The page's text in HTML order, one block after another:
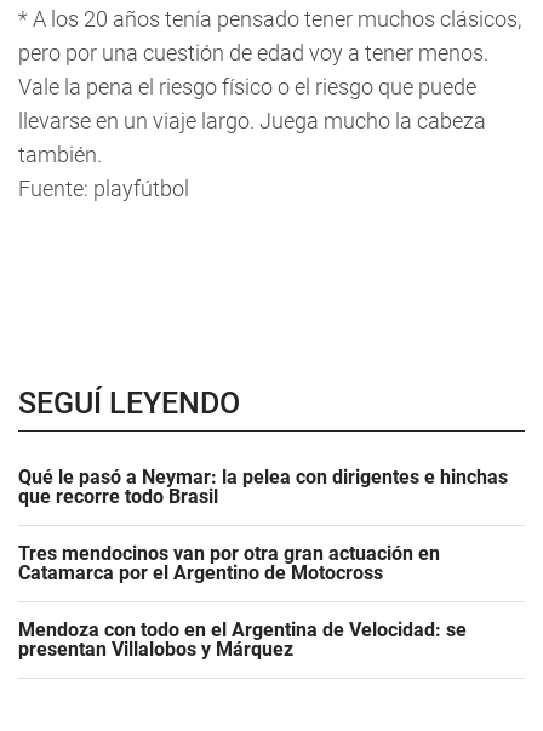
* A los 20 años tenía pensado tener muchos clásicos,
pero por una cuestión de edad voy a tener menos.
Vale la pena el riesgo físico o el riesgo que puede
llevarse en un viaje largo. Juega mucho la cabeza
también.
Fuente: playfútbol
SEGUÍ LEYENDO
Qué le pasó a Neymar: la pelea con dirigentes e hinchas
que recorre todo Brasil
Tres mendocinos van por otra gran actuación en
Catamarca por el Argentino de Motocross
Mendoza con todo en el Argentina de Velocidad: se
presentan Villalobos y Márquez